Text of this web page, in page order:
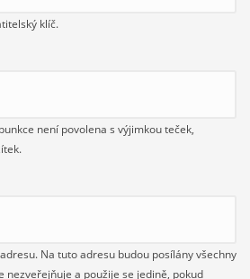
klíč.
není povolena s výjimkou teček,
Na tuto adresu budou posílány všechny
nezveřejňuje a použije se jedině, pokud